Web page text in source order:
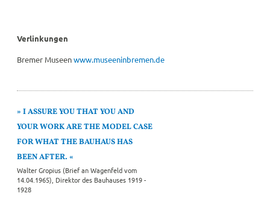
Verlinkungen
Bremer Museenwww.museeninbremen.de
I ASSURE YOU THAT YOU AND
YOUR WORK ARE THE MODEL CASE
FOR WHAT THE BAUHAUS HAS
BEEN AFTER.
Walter Gropius (Brief an Wagenfeld vom
14.04.1965), Direktor des Bauhauses 1919 -
1928